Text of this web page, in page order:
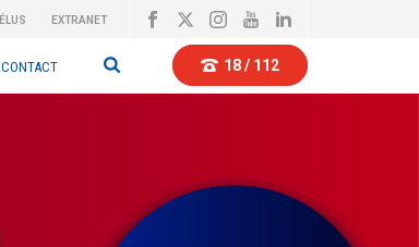
ÉLUS EXTRANET
CONTACT 18 / 112